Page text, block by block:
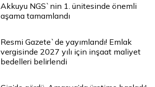
Akkuyu NGS`nin 1. ünitesinde önemli
aşama tamamlandı
Resmi Gazete`de yayımlandı! Emlak
vergisinde 2027 yılı için inşaat maliyet
bedelleri belirlendi